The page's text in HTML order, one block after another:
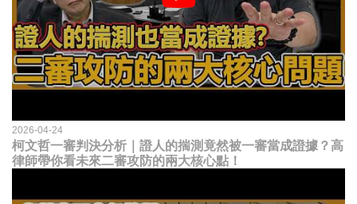
2026-04-24
柯文哲一審判決分析｜證人的揣測竟然被一審當成證據？高
律師帶你看未來二審攻防的兩大核心點！